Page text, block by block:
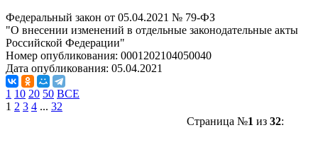
Федеральный закон от 05.04.2021 № 79-ФЗ
"О внесении изменений в отдельные законодательные акты
Российской Федерации"
Номер опубликования: 0001202104050040
Дата опубликования: 05.04.2021
1 10 20 50 ВСЕ
1 2 3 4 ... 32
Страница №1 из 32: